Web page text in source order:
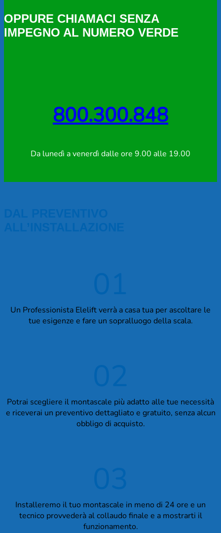
OPPURE CHIAMACI SENZA
IMPEGNO AL NUMERO VERDE
800.300.848
Da lunedì a venerdì dalle ore 9.00 alle 19.00
Un Professionista Elelift verrà a casa tua per ascoltare le
tue esigenze e fare un sopralluogo della scala.
Potrai scegliere il montascale più adatto alle tue necessità
e riceverai un preventivo dettagliato e gratuito, senza alcun
obbligo di acquisto.
Installeremo il tuo montascale in meno di 24 ore e un
tecnico provvederà al collaudo finale e a mostrarti il
funzionamento.